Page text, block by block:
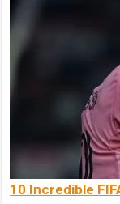
10 Incredible